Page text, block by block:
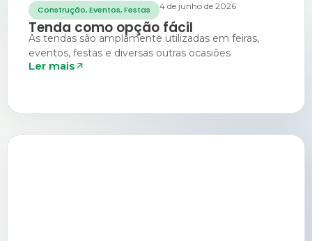
Construção,Eventos,Festas 4 de junho de 2026
Tenda como opção fácil
As tendas são amplamente utilizadas em feiras,
eventos, festas e diversas outras ocasiões
Ler mais